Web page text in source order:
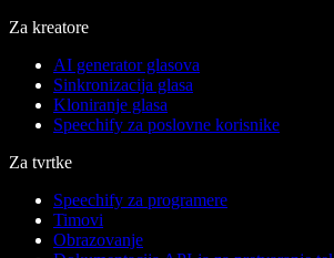
Za kreatore
AI generator glasova
Sinkronizacija glasa
Kloniranje glasa
Speechify za poslovne korisnike
Za tvrtke
Speechify za programere
Timovi
Obrazovanje